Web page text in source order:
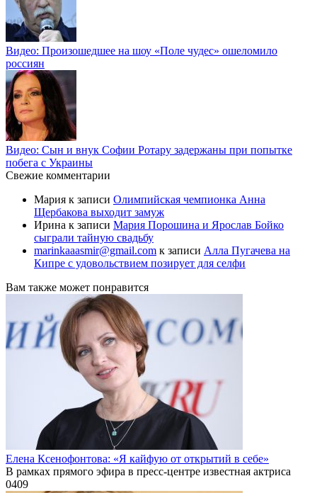
Видео: Произошедшее на шоу «Поле чудес» ошеломило
россиян
Видео: Сын и внук Софии Ротару задержаны при попытке
побега с Украины
Свежие комментарии
Мария к записи Олимпийская чемпионка Анна
Щербакова выходит замуж
Ирина к записи Мария Порошина и Ярослав Бойко
сыграли тайную свадьбу
marinkaaasmir@gmail.com к записи Алла Пугачева на
Кипре с удовольствием позирует для селфи
Вам также может понравится
Елена Ксенофонтова: «Я кайфую от открытий в себе»
В рамках прямого эфира в пресс-центре известная актриса
0409